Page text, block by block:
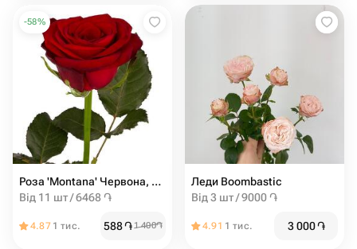
-58%
Роза 'Montana' Червона, 80см
Від 11 шт / 6468 ֏
4.87 1 тис. 588֏1 400֏
Леди Boombastic
Від 3 шт / 9000 ֏
4.91 1 тис. 3 000֏